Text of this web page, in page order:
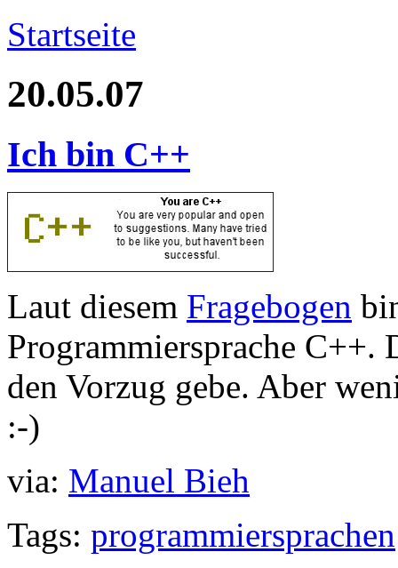
Startseite
20.05.07
Ich bin C++
Laut diesem Fragebogen
Programmiersprache C++.
den Vorzug gebe. Aber
:-)
via: Manuel Bieh
Tags: programmiersprachen